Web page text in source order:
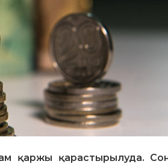
қаржы қарастырылуда.